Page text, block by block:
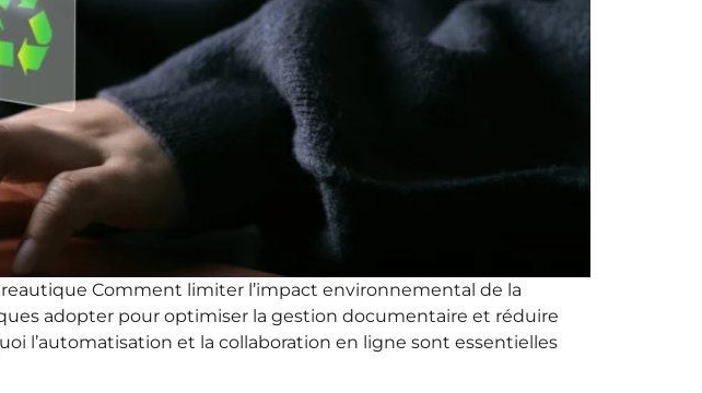
Comment limiter l’impact environnemental de la
adopter pour optimiser la gestion documentaire et réduire
l’automatisation et la collaboration en ligne sont essentielles